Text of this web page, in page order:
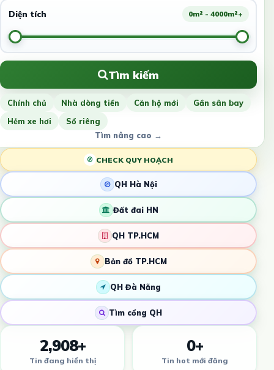
Diện tích 0m² - 4000m²+
Tìm kiếm
Chính chủ Nhà dòng tiền Căn hộ mới
Gần sân bay
Hẻm xe hơi
Sổ riêng
Tìm nâng cao →
CHECK QUY HOẠCH
QH Hà Nội
Đất đai HN
QH TP.HCM
Bản đồ TP.HCM
QH Đà Nẵng
Tìm cổng QH
2,908+
Tin đang hiển thị
0+
Tin hot mới đăng